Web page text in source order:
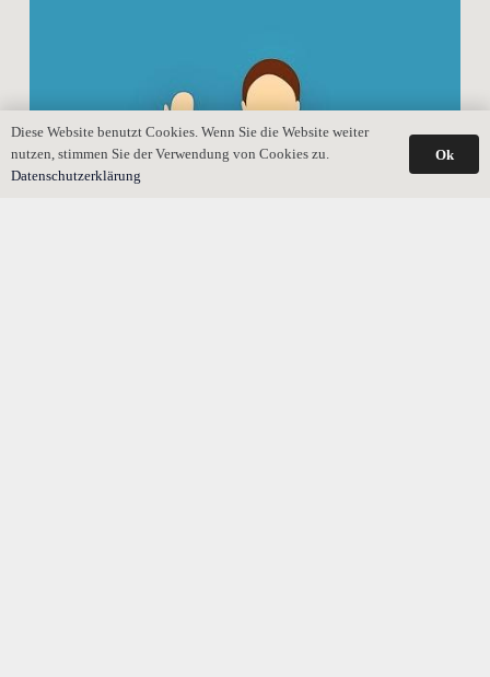
Diese Website benutzt Cookies. Wenn Sie die Website weiter
nutzen, stimmen Sie der Verwendung von Cookies zu.
Datenschutzerklärung
Ok